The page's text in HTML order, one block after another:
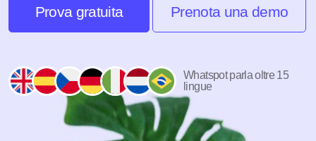
Prova gratuita Prenota una demo
Whatspot parla oltre 15
lingue